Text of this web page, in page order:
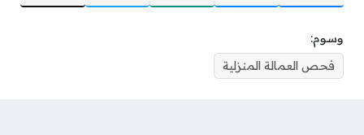
وسوم:
فحص العمالة المنزلية